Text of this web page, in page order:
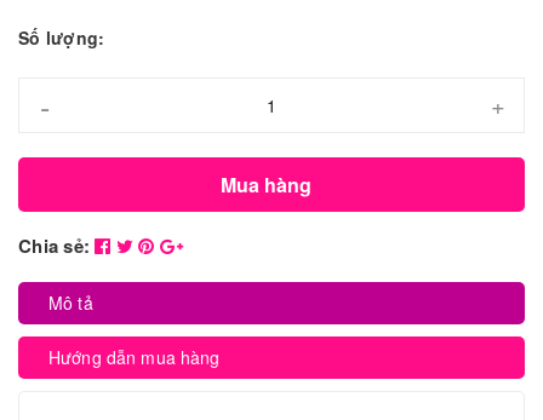
Số lượng:
- +
Mua hàng
Chia sẻ:
Mô tả
Hướng dẫn mua hàng